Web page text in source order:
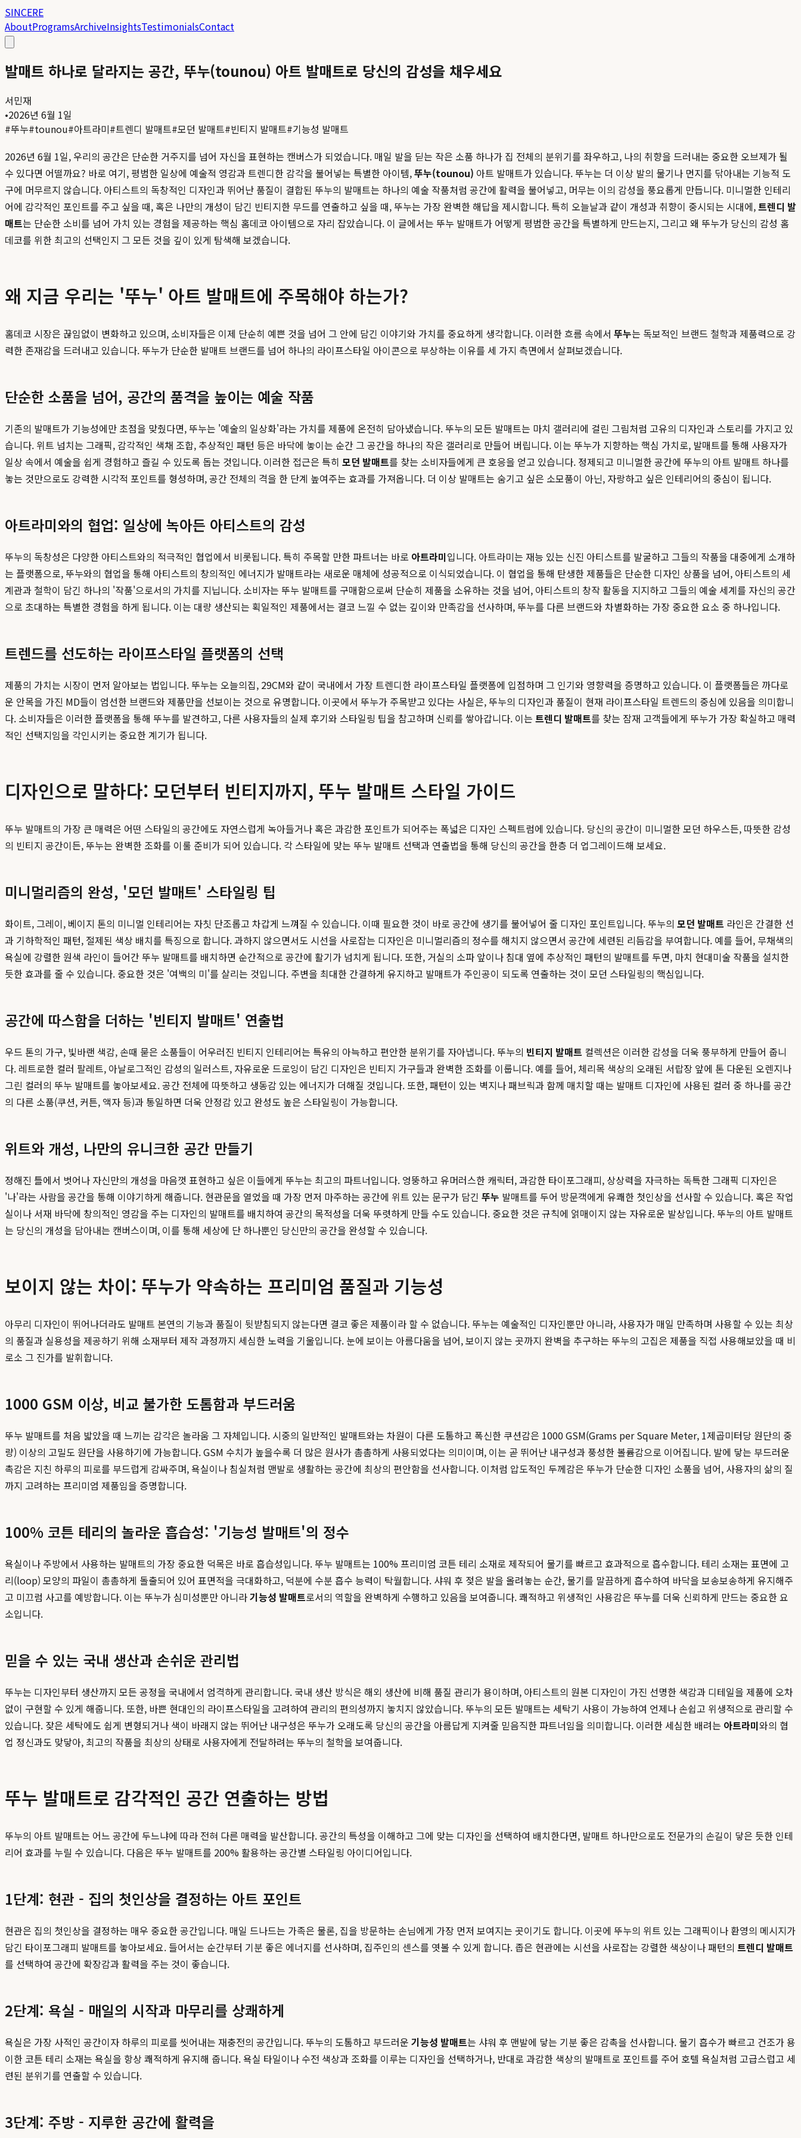
SINCERE
AboutProgramsArchiveInsightsTestimonialsContact
발매트 하나로 달라지는 공간, 뚜누(tounou) 아트 발매트로 당신의 감성을 채우세요
서민재
•2026년 6월 1일
#뚜누#tounou#아트라미#트렌디 발매트#모던 발매트#빈티지 발매트#기능성 발매트
2026년 6월 1일, 우리의 공간은 단순한 거주지를 넘어 자신을 표현하는 캔버스가 되었습니다. 매일 발을 딛는 작은 소품 하나가 집 전체의 분위기를 좌우하고, 나의 취향을 드러내는 중요한 오브제가 될
수 있다면 어떨까요? 바로 여기, 평범한 일상에 예술적 영감과 트렌디한 감각을 불어넣는 특별한 아이템,뚜누(tounou) 아트 발매트가 있습니다. 뚜누는 더 이상 발의 물기나 먼지를 닦아내는 기능적 도
구에 머무르지 않습니다. 아티스트의 독창적인 디자인과 뛰어난 품질이 결합된 뚜누의 발매트는 하나의 예술 작품처럼 공간에 활력을 불어넣고, 머무는 이의 감성을 풍요롭게 만듭니다. 미니멀한 인테리
어에 감각적인 포인트를 주고 싶을 때, 혹은 나만의 개성이 담긴 빈티지한 무드를 연출하고 싶을 때, 뚜누는 가장 완벽한 해답을 제시합니다. 특히 오늘날과 같이 개성과 취향이 중시되는 시대에,트렌디 발
매트는 단순한 소비를 넘어 가치 있는 경험을 제공하는 핵심 홈데코 아이템으로 자리 잡았습니다. 이 글에서는 뚜누 발매트가 어떻게 평범한 공간을 특별하게 만드는지, 그리고 왜 뚜누가 당신의 감성 홈
데코를 위한 최고의 선택인지 그 모든 것을 깊이 있게 탐색해 보겠습니다.
왜 지금 우리는 '뚜누' 아트 발매트에 주목해야 하는가?
홈데코 시장은 끊임없이 변화하고 있으며, 소비자들은 이제 단순히 예쁜 것을 넘어 그 안에 담긴 이야기와 가치를 중요하게 생각합니다. 이러한 흐름 속에서 뚜누는 독보적인 브랜드 철학과 제품력으로 강
력한 존재감을 드러내고 있습니다. 뚜누가 단순한 발매트 브랜드를 넘어 하나의 라이프스타일 아이콘으로 부상하는 이유를 세 가지 측면에서 살펴보겠습니다.
단순한 소품을 넘어, 공간의 품격을 높이는 예술 작품
기존의 발매트가 기능성에만 초점을 맞췄다면, 뚜누는 '예술의 일상화'라는 가치를 제품에 온전히 담아냈습니다. 뚜누의 모든 발매트는 마치 갤러리에 걸린 그림처럼 고유의 디자인과 스토리를 가지고 있
습니다. 위트 넘치는 그래픽, 감각적인 색채 조합, 추상적인 패턴 등은 바닥에 놓이는 순간 그 공간을 하나의 작은 갤러리로 만들어 버립니다. 이는 뚜누가 지향하는 핵심 가치로, 발매트를 통해 사용자가
일상 속에서 예술을 쉽게 경험하고 즐길 수 있도록 돕는 것입니다. 이러한 접근은 특히 모던 발매트를 찾는 소비자들에게 큰 호응을 얻고 있습니다. 정제되고 미니멀한 공간에 뚜누의 아트 발매트 하나를
놓는 것만으로도 강력한 시각적 포인트를 형성하며, 공간 전체의 격을 한 단계 높여주는 효과를 가져옵니다. 더 이상 발매트는 숨기고 싶은 소모품이 아닌, 자랑하고 싶은 인테리어의 중심이 됩니다.
아트라미와의 협업: 일상에 녹아든 아티스트의 감성
뚜누의 독창성은 다양한 아티스트와의 적극적인 협업에서 비롯됩니다. 특히 주목할 만한 파트너는 바로 아트라미입니다. 아트라미는 재능 있는 신진 아티스트를 발굴하고 그들의 작품을 대중에게 소개하
는 플랫폼으로, 뚜누와의 협업을 통해 아티스트의 창의적인 에너지가 발매트라는 새로운 매체에 성공적으로 이식되었습니다. 이 협업을 통해 탄생한 제품들은 단순한 디자인 상품을 넘어, 아티스트의 세
계관과 철학이 담긴 하나의 '작품'으로서의 가치를 지닙니다. 소비자는 뚜누 발매트를 구매함으로써 단순히 제품을 소유하는 것을 넘어, 아티스트의 창작 활동을 지지하고 그들의 예술 세계를 자신의 공간
으로 초대하는 특별한 경험을 하게 됩니다. 이는 대량 생산되는 획일적인 제품에서는 결코 느낄 수 없는 깊이와 만족감을 선사하며, 뚜누를 다른 브랜드와 차별화하는 가장 중요한 요소 중 하나입니다.
트렌드를 선도하는 라이프스타일 플랫폼의 선택
제품의 가치는 시장이 먼저 알아보는 법입니다. 뚜누는 오늘의집, 29CM와 같이 국내에서 가장 트렌디한 라이프스타일 플랫폼에 입점하며 그 인기와 영향력을 증명하고 있습니다. 이 플랫폼들은 까다로
운 안목을 가진 MD들이 엄선한 브랜드와 제품만을 선보이는 것으로 유명합니다. 이곳에서 뚜누가 주목받고 있다는 사실은, 뚜누의 디자인과 품질이 현재 라이프스타일 트렌드의 중심에 있음을 의미합니
다. 소비자들은 이러한 플랫폼을 통해 뚜누를 발견하고, 다른 사용자들의 실제 후기와 스타일링 팁을 참고하며 신뢰를 쌓아갑니다. 이는 트렌디 발매트를 찾는 잠재 고객들에게 뚜누가 가장 확실하고 매력
적인 선택지임을 각인시키는 중요한 계기가 됩니다.
디자인으로 말하다: 모던부터 빈티지까지, 뚜누 발매트 스타일 가이드
뚜누 발매트의 가장 큰 매력은 어떤 스타일의 공간에도 자연스럽게 녹아들거나 혹은 과감한 포인트가 되어주는 폭넓은 디자인 스펙트럼에 있습니다. 당신의 공간이 미니멀한 모던 하우스든, 따뜻한 감성
의 빈티지 공간이든, 뚜누는 완벽한 조화를 이룰 준비가 되어 있습니다. 각 스타일에 맞는 뚜누 발매트 선택과 연출법을 통해 당신의 공간을 한층 더 업그레이드해 보세요.
미니멀리즘의 완성, '모던 발매트' 스타일링 팁
화이트, 그레이, 베이지 톤의 미니멀 인테리어는 자칫 단조롭고 차갑게 느껴질 수 있습니다. 이때 필요한 것이 바로 공간에 생기를 불어넣어 줄 디자인 포인트입니다. 뚜누의 모던 발매트 라인은 간결한 선
과 기하학적인 패턴, 절제된 색상 배치를 특징으로 합니다. 과하지 않으면서도 시선을 사로잡는 디자인은 미니멀리즘의 정수를 해치지 않으면서 공간에 세련된 리듬감을 부여합니다. 예를 들어, 무채색의
욕실에 강렬한 원색 라인이 들어간 뚜누 발매트를 배치하면 순간적으로 공간에 활기가 넘치게 됩니다. 또한, 거실의 소파 앞이나 침대 옆에 추상적인 패턴의 발매트를 두면, 마치 현대미술 작품을 설치한
듯한 효과를 줄 수 있습니다. 중요한 것은 '여백의 미'를 살리는 것입니다. 주변을 최대한 간결하게 유지하고 발매트가 주인공이 되도록 연출하는 것이 모던 스타일링의 핵심입니다.
공간에 따스함을 더하는 '빈티지 발매트' 연출법
우드 톤의 가구, 빛바랜 색감, 손때 묻은 소품들이 어우러진 빈티지 인테리어는 특유의 아늑하고 편안한 분위기를 자아냅니다. 뚜누의 빈티지 발매트 컬렉션은 이러한 감성을 더욱 풍부하게 만들어 줍니
다. 레트로한 컬러 팔레트, 아날로그적인 감성의 일러스트, 자유로운 드로잉이 담긴 디자인은 빈티지 가구들과 완벽한 조화를 이룹니다. 예를 들어, 체리목 색상의 오래된 서랍장 앞에 톤 다운된 오렌지나
그린 컬러의 뚜누 발매트를 놓아보세요. 공간 전체에 따뜻하고 생동감 있는 에너지가 더해질 것입니다. 또한, 패턴이 있는 벽지나 패브릭과 함께 매치할 때는 발매트 디자인에 사용된 컬러 중 하나를 공간
의 다른 소품(쿠션, 커튼, 액자 등)과 통일하면 더욱 안정감 있고 완성도 높은 스타일링이 가능합니다.
위트와 개성, 나만의 유니크한 공간 만들기
정해진 틀에서 벗어나 자신만의 개성을 마음껏 표현하고 싶은 이들에게 뚜누는 최고의 파트너입니다. 엉뚱하고 유머러스한 캐릭터, 과감한 타이포그래피, 상상력을 자극하는 독특한 그래픽 디자인은
'나'라는 사람을 공간을 통해 이야기하게 해줍니다. 현관문을 열었을 때 가장 먼저 마주하는 공간에 위트 있는 문구가 담긴 뚜누 발매트를 두어 방문객에게 유쾌한 첫인상을 선사할 수 있습니다. 혹은 작업
실이나 서재 바닥에 창의적인 영감을 주는 디자인의 발매트를 배치하여 공간의 목적성을 더욱 뚜렷하게 만들 수도 있습니다. 중요한 것은 규칙에 얽매이지 않는 자유로운 발상입니다. 뚜누의 아트 발매트
는 당신의 개성을 담아내는 캔버스이며, 이를 통해 세상에 단 하나뿐인 당신만의 공간을 완성할 수 있습니다.
보이지 않는 차이: 뚜누가 약속하는 프리미엄 품질과 기능성
아무리 디자인이 뛰어나더라도 발매트 본연의 기능과 품질이 뒷받침되지 않는다면 결코 좋은 제품이라 할 수 없습니다. 뚜누는 예술적인 디자인뿐만 아니라, 사용자가 매일 만족하며 사용할 수 있는 최상
의 품질과 실용성을 제공하기 위해 소재부터 제작 과정까지 세심한 노력을 기울입니다. 눈에 보이는 아름다움을 넘어, 보이지 않는 곳까지 완벽을 추구하는 뚜누의 고집은 제품을 직접 사용해보았을 때 비
로소 그 진가를 발휘합니다.
1000 GSM 이상, 비교 불가한 도톰함과 부드러움
뚜누 발매트를 처음 밟았을 때 느끼는 감각은 놀라움 그 자체입니다. 시중의 일반적인 발매트와는 차원이 다른 도톰하고 폭신한 쿠션감은 1000 GSM(Grams per Square Meter, 1제곱미터당 원단의 중
량) 이상의 고밀도 원단을 사용하기에 가능합니다. GSM 수치가 높을수록 더 많은 원사가 촘촘하게 사용되었다는 의미이며, 이는 곧 뛰어난 내구성과 풍성한 볼륨감으로 이어집니다. 발에 닿는 부드러운
촉감은 지친 하루의 피로를 부드럽게 감싸주며, 욕실이나 침실처럼 맨발로 생활하는 공간에 최상의 편안함을 선사합니다. 이처럼 압도적인 두께감은 뚜누가 단순한 디자인 소품을 넘어, 사용자의 삶의 질
까지 고려하는 프리미엄 제품임을 증명합니다.
100% 코튼 테리의 놀라운 흡습성: '기능성 발매트'의 정수
욕실이나 주방에서 사용하는 발매트의 가장 중요한 덕목은 바로 흡습성입니다. 뚜누 발매트는 100% 프리미엄 코튼 테리 소재로 제작되어 물기를 빠르고 효과적으로 흡수합니다. 테리 소재는 표면에 고
리(loop) 모양의 파일이 촘촘하게 돌출되어 있어 표면적을 극대화하고, 덕분에 수분 흡수 능력이 탁월합니다. 샤워 후 젖은 발을 올려놓는 순간, 물기를 말끔하게 흡수하여 바닥을 보송보송하게 유지해주
고 미끄럼 사고를 예방합니다. 이는 뚜누가 심미성뿐만 아니라기능성 발매트로서의 역할을 완벽하게 수행하고 있음을 보여줍니다. 쾌적하고 위생적인 사용감은 뚜누를 더욱 신뢰하게 만드는 중요한 요
소입니다.
믿을 수 있는 국내 생산과 손쉬운 관리법
뚜누는 디자인부터 생산까지 모든 공정을 국내에서 엄격하게 관리합니다. 국내 생산 방식은 해외 생산에 비해 품질 관리가 용이하며, 아티스트의 원본 디자인이 가진 선명한 색감과 디테일을 제품에 오차
없이 구현할 수 있게 해줍니다. 또한, 바쁜 현대인의 라이프스타일을 고려하여 관리의 편의성까지 놓치지 않았습니다. 뚜누의 모든 발매트는 세탁기 사용이 가능하여 언제나 손쉽고 위생적으로 관리할 수
있습니다. 잦은 세탁에도 쉽게 변형되거나 색이 바래지 않는 뛰어난 내구성은 뚜누가 오래도록 당신의 공간을 아름답게 지켜줄 믿음직한 파트너임을 의미합니다. 이러한 세심한 배려는 아트라미와의 협
업 정신과도 맞닿아, 최고의 작품을 최상의 상태로 사용자에게 전달하려는 뚜누의 철학을 보여줍니다.
뚜누 발매트로 감각적인 공간 연출하는 방법
뚜누의 아트 발매트는 어느 공간에 두느냐에 따라 전혀 다른 매력을 발산합니다. 공간의 특성을 이해하고 그에 맞는 디자인을 선택하여 배치한다면, 발매트 하나만으로도 전문가의 손길이 닿은 듯한 인테
리어 효과를 누릴 수 있습니다. 다음은 뚜누 발매트를 200% 활용하는 공간별 스타일링 아이디어입니다.
1단계: 현관 - 집의 첫인상을 결정하는 아트 포인트
현관은 집의 첫인상을 결정하는 매우 중요한 공간입니다. 매일 드나드는 가족은 물론, 집을 방문하는 손님에게 가장 먼저 보여지는 곳이기도 합니다. 이곳에 뚜누의 위트 있는 그래픽이나 환영의 메시지가
담긴 타이포그래피 발매트를 놓아보세요. 들어서는 순간부터 기분 좋은 에너지를 선사하며, 집주인의 센스를 엿볼 수 있게 합니다. 좁은 현관에는 시선을 사로잡는 강렬한 색상이나 패턴의 트렌디 발매트
를 선택하여 공간에 확장감과 활력을 주는 것이 좋습니다.
2단계: 욕실 - 매일의 시작과 마무리를 상쾌하게
욕실은 가장 사적인 공간이자 하루의 피로를 씻어내는 재충전의 공간입니다. 뚜누의 도톰하고 부드러운 기능성 발매트는 샤워 후 맨발에 닿는 기분 좋은 감촉을 선사합니다. 물기 흡수가 빠르고 건조가 용
이한 코튼 테리 소재는 욕실을 항상 쾌적하게 유지해 줍니다. 욕실 타일이나 수전 색상과 조화를 이루는 디자인을 선택하거나, 반대로 과감한 색상의 발매트로 포인트를 주어 호텔 욕실처럼 고급스럽고 세
련된 분위기를 연출할 수 있습니다.
3단계: 주방 - 지루한 공간에 활력을